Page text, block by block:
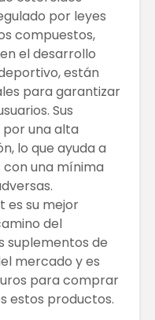
por leyes
compuestos,
el desarrollo
están
para garantizar
Sus
una alta
lo que ayuda a
una mínima
es su mejor
del
suplementos de
mercado y es
para comprar
estos productos.